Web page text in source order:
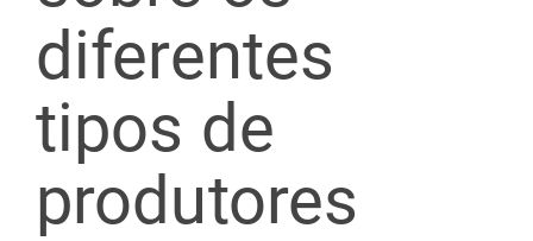
diferentes
tipos de
produtores